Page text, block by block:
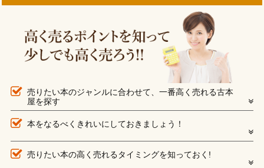
売りたい本のジャンルに合わせて、一番高く売れる古本
屋を探す
本をなるべくきれいにしておきましょう！
売りたい本の高く売れるタイミングを知っておく!